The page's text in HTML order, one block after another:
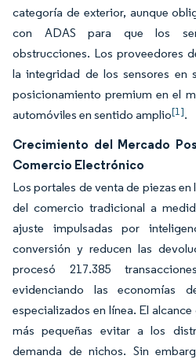
categoría de exterior, aunque
con ADAS para que los
obstrucciones. Los proveedores
la integridad de los sensores en
posicionamiento premium en el
automóviles en sentido amplio[1].
Crecimiento del Mercado
Comercio Electrónico
Los portales de venta de piezas
del comercio tradicional a
ajuste impulsadas por
conversión y reducen las
procesó 217.385
evidenciando las economías
especializados en línea. El
más pequeñas evitar a los
demanda de nichos. Sin